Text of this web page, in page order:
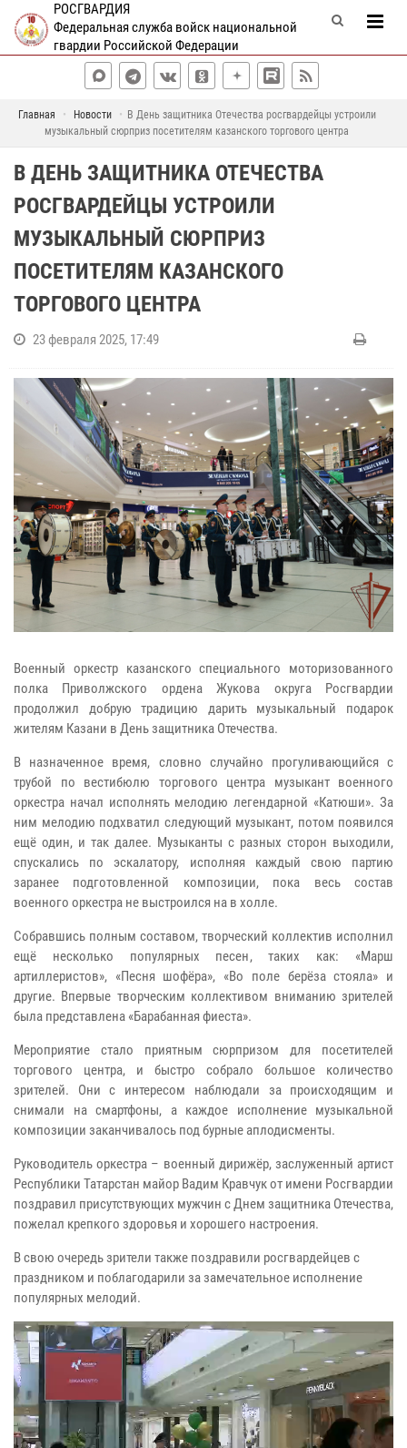
РОСГВАРДИЯ
Федеральная служба войск национальной
гвардии Российской Федерации
Главная Новости
В День защитника Отечества росгвардейцы устроили
музыкальный сюрприз посетителям казанского торгового центра
В ДЕНЬ ЗАЩИТНИКА ОТЕЧЕСТВА
РОСГВАРДЕЙЦЫ УСТРОИЛИ
МУЗЫКАЛЬНЫЙ СЮРПРИЗ
ПОСЕТИТЕЛЯМ КАЗАНСКОГО
ТОРГОВОГО ЦЕНТРА
23 февраля 2025, 17:49
Военный оркестр казанского специального моторизованного
полка Приволжского ордена Жукова округа Росгвардии
продолжил добрую традицию дарить музыкальный подарок
жителям Казани в День защитника Отечества.
В назначенное время, словно случайно прогуливающийся с
трубой по вестибюлю торгового центра музыкант военного
оркестра начал исполнять мелодию легендарной «Катюши». За
ним мелодию подхватил следующий музыкант, потом появился
ещё один, и так далее. Музыканты с разных сторон выходили,
спускались по эскалатору, исполняя каждый свою партию
заранее подготовленной композиции, пока весь состав
военного оркестра не выстроился на в холле.
Собравшись полным составом, творческий коллектив исполнил
ещё несколько популярных песен, таких как: «Марш
артиллеристов», «Песня шофёра», «Во поле берёза стояла» и
другие. Впервые творческим коллективом вниманию зрителей
была представлена «Барабанная фиеста».
Мероприятие стало приятным сюрпризом для посетителей
торгового центра, и быстро собрало большое количество
зрителей. Они с интересом наблюдали за происходящим и
снимали на смартфоны, а каждое исполнение музыкальной
композиции заканчивалось под бурные аплодисменты.
Руководитель оркестра – военный дирижёр, заслуженный артист
Республики Татарстан майор Вадим Кравчук от имени Росгвардии
поздравил присутствующих мужчин с Днем защитника Отечества,
пожелал крепкого здоровья и хорошего настроения.
В свою очередь зрители также поздравили росгвардейцев с
праздником и поблагодарили за замечательное исполнение
популярных мелодий.